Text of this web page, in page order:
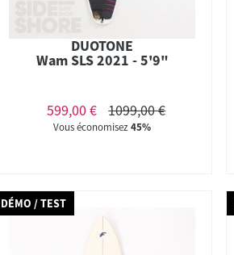
DUOTONE
Wam SLS 2021 - 5'9"
599,00 € 1099,00 €
Vous économisez45%
DÉMO / TEST